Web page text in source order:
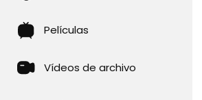
Películas
Vídeos de archivo